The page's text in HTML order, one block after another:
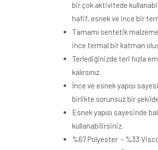
bir çok aktivitede
hafif, esnek ve ince bir
Tamamı sentetik
ince termal bir katman
Terlediğinizde teri hızla
kalırsınız.
İnce ve esnek yapısı
birlikte sorunsuz bir
Esnek yapısı sayesinde
kullanabilirsiniz.
%67 Polyester - %33